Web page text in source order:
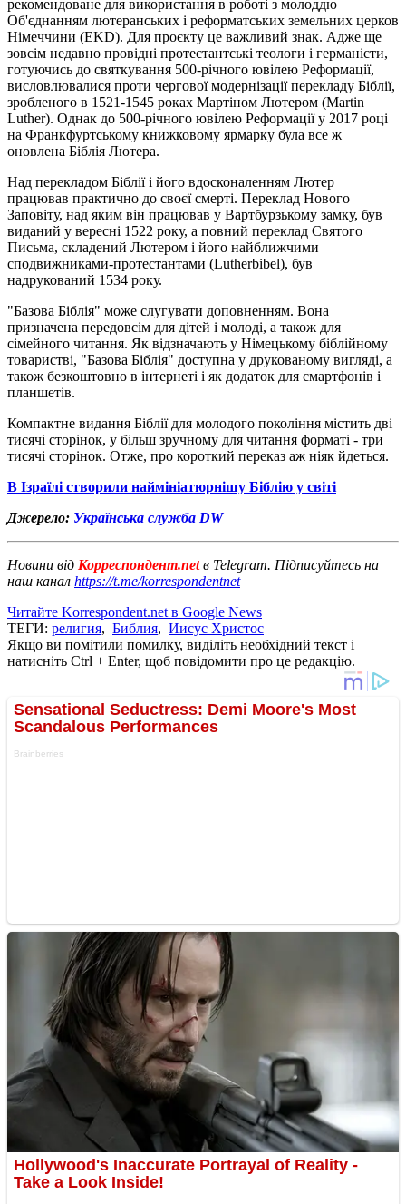
рекомендоване для використання в роботі з молоддю
Об'єднанням лютеранських і реформатських земельних церков
Німеччини (EKD). Для проєкту це важливий знак. Адже ще
зовсім недавно провідні протестантські теологи і германісти,
готуючись до святкування 500-річного ювілею Реформації,
висловлювалися проти чергової модернізації перекладу Біблії,
зробленого в 1521-1545 роках Мартіном Лютером (Martin
Luther). Однак до 500-річного ювілею Реформації у 2017 році
на Франкфуртському книжковому ярмарку була все ж ​​
оновлена ​​Біблія Лютера.
Над перекладом Біблії і його вдосконаленням Лютер
працював практично до своєї смерті. Переклад Нового
Заповіту, над яким він працював у Вартбурзькому замку, був
виданий у вересні 1522 року, а повний переклад Святого
Письма, складений Лютером і його найближчими
сподвижниками-протестантами (Lutherbibel), був
надрукований 1534 року.
"Базова Біблія" може слугувати доповненням. Вона
призначена передовсім для дітей і молоді, а також для
сімейного читання. Як відзначають у Німецькому біблійному
товаристві, "Базова Біблія" доступна у друкованому вигляді, а
також безкоштовно в інтернеті і як додаток для смартфонів і
планшетів.
Компактне видання Біблії для молодого покоління містить дві
тисячі сторінок, у більш зручному для читання форматі - три
тисячі сторінок. Отже, про короткий переказ аж ніяк йдеться.
В Ізраїлі створили наймініатюрнішу Біблію у світі
Джерело: Українська служба DW
Новини від Корреспондент.netв Telegram. Підписуйтесь на
наш канал https://t.me/korrespondentnet
Читайте Korrespondent.net в Google News
ТЕГИ: религия, Библия, Иисус Христос
Якщо ви помітили помилку, виділіть необхідний текст і
натисніть Ctrl + Enter, щоб повідомити про це редакцію.